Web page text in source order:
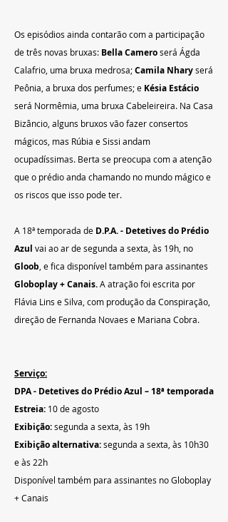
Os episódios ainda contarão com a participação
de três novas bruxas: Bella Camero será Ágda
Calafrio, uma bruxa medrosa; Camila Nhary será
Peônia, a bruxa dos perfumes; e Késia Estácio
será Normêmia, uma bruxa Cabeleireira. Na Casa
Bizâncio, alguns bruxos vão fazer consertos
mágicos, mas Rúbia e Sissi andam
ocupadíssimas. Berta se preocupa com a atenção
que o prédio anda chamando no mundo mágico e
os riscos que isso pode ter.
A 18ª temporada de D.P.A. - Detetives do Prédio
Azul vai ao ar de segunda a sexta, às 19h, no
Gloob , e fica disponível também para assinantes
Globoplay + Canais. A atração foi escrita por
Flávia Lins e Silva, com produção da Conspiração,
direção de Fernanda Novaes e Mariana Cobra.
Serviço:
DPA - Detetives do Prédio Azul – 18ª temporada
Estreia: 10 de agosto
Exibição: segunda a sexta, às 19h
Exibição alternativa: segunda a sexta, às 10h30
e às 22h
Disponível também para assinantes no Globoplay
+ Canais